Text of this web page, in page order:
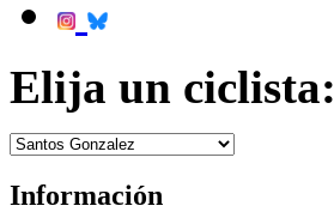
Elija un ciclista:
Información